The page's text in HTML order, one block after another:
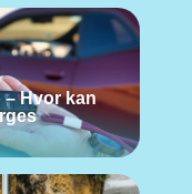
– Hvor kan